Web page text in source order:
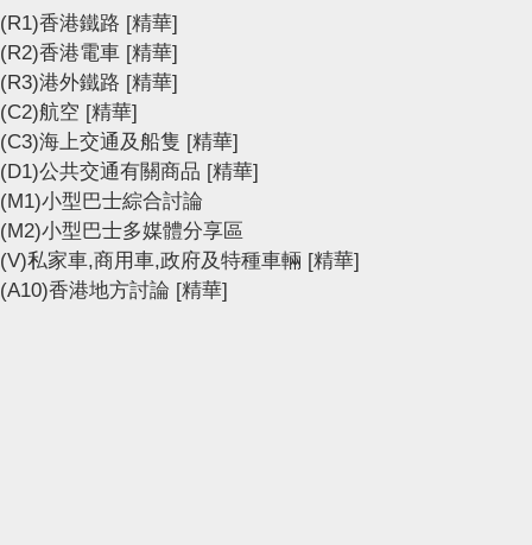
(R1)香港鐵路 [精華]
(R2)香港電車 [精華]
(R3)港外鐵路 [精華]
(C2)航空 [精華]
(C3)海上交通及船隻 [精華]
(D1)公共交通有關商品 [精華]
(M1)小型巴士綜合討論
(M2)小型巴士多媒體分享區
(V)私家車,商用車,政府及特種車輛 [精華]
(A10)香港地方討論 [精華]